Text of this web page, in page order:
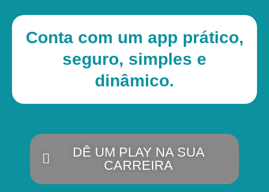
Conta com um app prático,
seguro, simples e
dinâmico.
DÊ UM PLAY NA SUA
CARREIRA